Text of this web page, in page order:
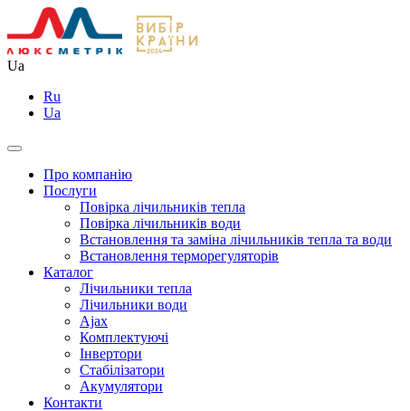
Ua
Ru
Ua
Про компанію
Послуги
Повірка лічильників тепла
Повірка лічильників води
Встановлення та заміна лічильників тепла та води
Встановлення терморегуляторів
Каталог
Лічильники тепла
Лічильники води
Ajax
Комплектуючі
Інвертори
Стабілізатори
Акумулятори
Контакти